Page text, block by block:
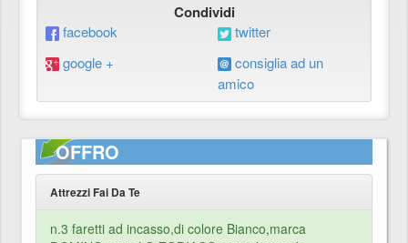
Condividi
facebook
twitter
google +
consiglia ad un
amico
OFFRO
Attrezzi Fai Da Te
n.3 faretti ad incasso,di colore Bianco,marca